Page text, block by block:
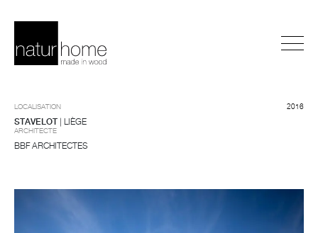
LOCALISATION
STAVELOT | LIÈGE
2016
ARCHITECTE
BBF ARCHITECTES